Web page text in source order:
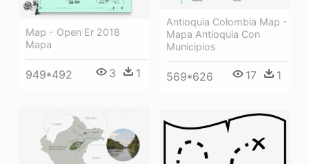
Antioquia Colombia Map -
Mapa Antioquia Con
Municipios
569*626 17 1
Map - Open Er 2018
Mapa
949*492 3 1